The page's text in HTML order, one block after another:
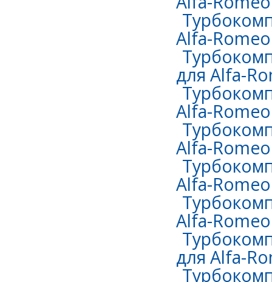
Alfa-
для Alfa-
Alfa-
Alfa-
Alfa-
Alfa-
для Alfa-